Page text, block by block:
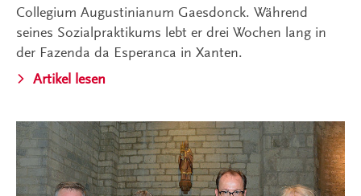
Collegium Augustinianum Gaesdonck. Während
seines Sozialpraktikums lebt er drei Wochen lang in
der Fazenda da Esperanca in Xanten.
Artikel lesen